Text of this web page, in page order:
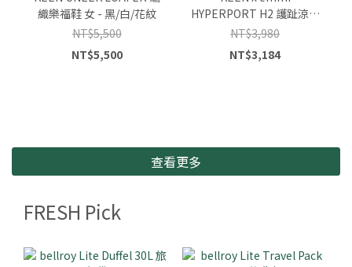
織樂福鞋 女 - 黑/白/花紋
NT$5,500
NT$5,500
HYPERPORT H2 護趾涼鞋
女 - 米白/咖啡
NT$3,980
NT$3,184
查看更多
FRESH Pick